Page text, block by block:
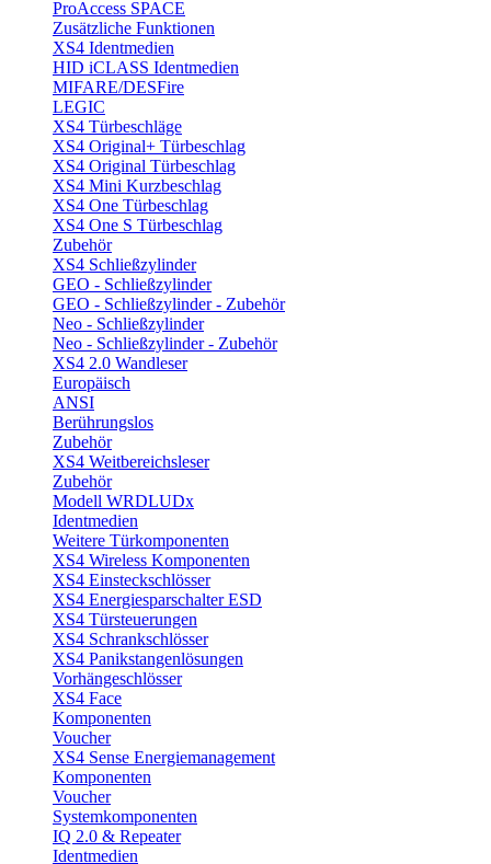
ProAccess SPACE
Zusätzliche Funktionen
XS4 Identmedien
HID iCLASS Identmedien
MIFARE/DESFire
LEGIC
XS4 Türbeschläge
XS4 Original+ Türbeschlag
XS4 Original Türbeschlag
XS4 Mini Kurzbeschlag
XS4 One Türbeschlag
XS4 One S Türbeschlag
Zubehör
XS4 Schließzylinder
GEO - Schließzylinder
GEO - Schließzylinder - Zubehör
Neo - Schließzylinder
Neo - Schließzylinder - Zubehör
XS4 2.0 Wandleser
Europäisch
ANSI
Berührungslos
Zubehör
XS4 Weitbereichsleser
Zubehör
Modell WRDLUDx
Identmedien
Weitere Türkomponenten
XS4 Wireless Komponenten
XS4 Einsteckschlösser
XS4 Energiesparschalter ESD
XS4 Türsteuerungen
XS4 Schrankschlösser
XS4 Panikstangenlösungen
Vorhängeschlösser
XS4 Face
Komponenten
Voucher
XS4 Sense Energiemanagement
Komponenten
Voucher
Systemkomponenten
IQ 2.0 & Repeater
Identmedien